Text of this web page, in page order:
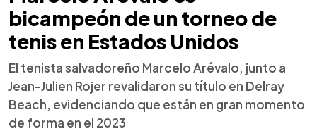
bicampeón de un torneo de
tenis en Estados Unidos
El tenista salvadoreño Marcelo Arévalo, junto a
Jean-Julien Rojer revalidaron su título en Delray
Beach, evidenciando que están en gran momento
de forma en el 2023